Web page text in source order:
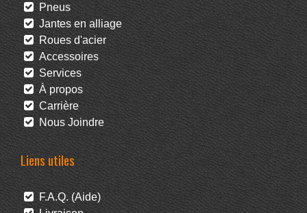
Pneus
Jantes en alliage
Roues d'acier
Accessoires
Services
À propos
Carrière
Nous Joindre
Liens utiles
F.A.Q. (Aide)